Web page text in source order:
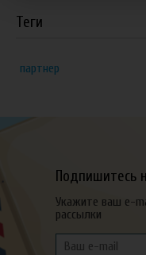
Теги
партнер
Подпишитесь
Укажите ваш e-
рассылки